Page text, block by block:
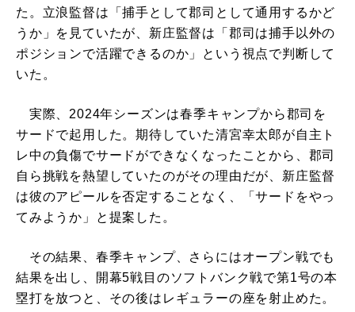
た。立浪監督は「捕手として郡司として通用するかど
うか」を見ていたが、新庄監督は「郡司は捕手以外の
ポジションで活躍できるのか」という視点で判断して
いた。
実際、2024年シーズンは春季キャンプから郡司を
サードで起用した。期待していた清宮幸太郎が自主ト
レ中の負傷でサードができなくなったことから、郡司
自ら挑戦を熱望していたのがその理由だが、新庄監督
は彼のアピールを否定することなく、「サードをやっ
てみようか」と提案した。
その結果、春季キャンプ、さらにはオープン戦でも
結果を出し、開幕5戦目のソフトバンク戦で第1号の本
塁打を放つと、その後はレギュラーの座を射止めた。